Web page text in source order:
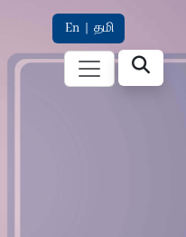
En | தமி